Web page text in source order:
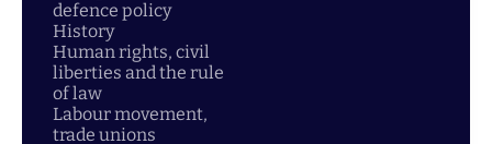
defence policy
History
Human rights, civil
liberties and the rule
of law
Labour movement,
trade unions